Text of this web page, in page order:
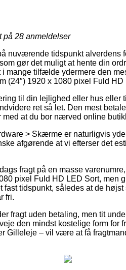
på 28 anmeldelser
nuværende tidspunkt alverdens
gør det muligt at hente din
mange tilfælde ydermere den
(24″) 1920 x 1080 pixel Fuld HD
til din lejlighed eller hus eller
ret så let. Den mest
med at du bor nærved online
> Skærme er naturligvis
afgørende at vi efterser det
fragt på en masse
pixel Fuld HD LED Sort, men
tidspunkt, således at de
fri.
fragt uden betaling, men tit
den mindst kostelige form for
Gilleleje – vil være at få